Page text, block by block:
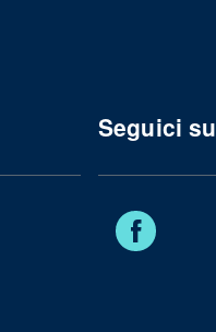
Seguici su